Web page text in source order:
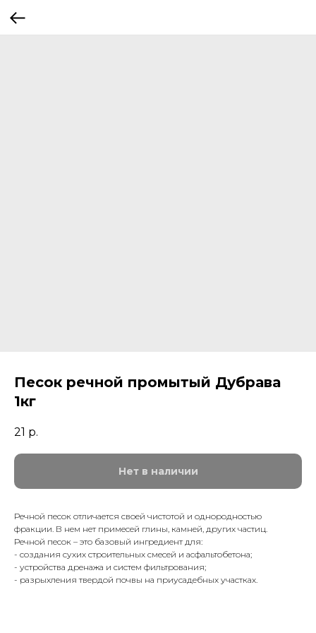
Песок речной промытый Дубрава
1кг
21 р.
Нет в наличии
Речной песок отличается своей чистотой и однородностью
фракции. В нем нет примесей глины, камней, других частиц.
Речной песок – это базовый ингредиент для:
- создания сухих строительных смесей и асфальтобетона;
- устройства дренажа и систем фильтрования;
- разрыхления твердой почвы на приусадебных участках.